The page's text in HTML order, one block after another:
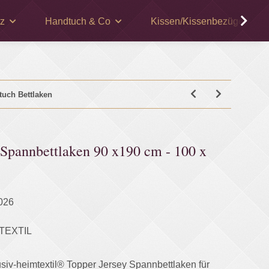
Handtuch & Co Kissen/Kissenbezüge
Bettlaken
90 x190 cm - 100 x
heimtextil® Topper Jersey Spannbettlaken für